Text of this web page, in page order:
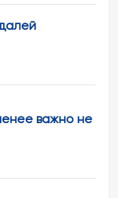
важно не